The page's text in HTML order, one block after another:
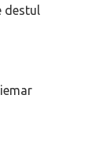
destul